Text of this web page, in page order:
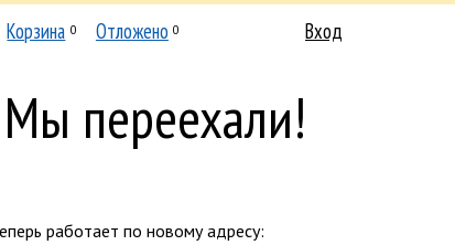
Корзина 0 Отложено 0 Вход
переехали!
работает по новому адресу: